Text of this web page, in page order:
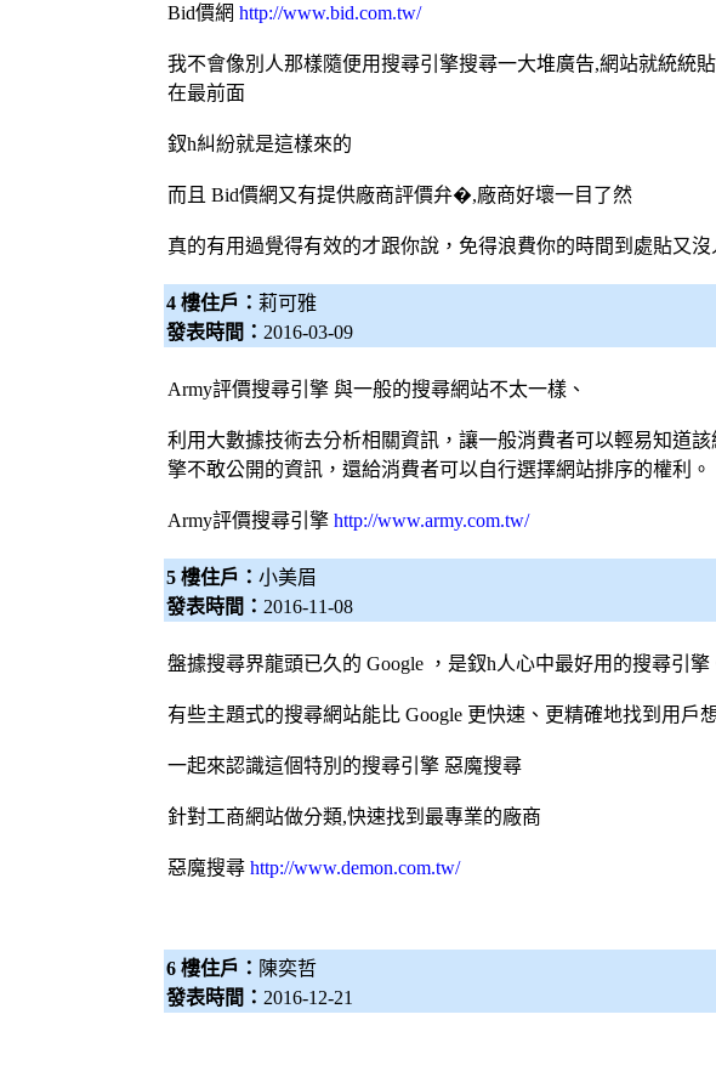
Bid價網 http://www.bid.com.tw/
我不會像別人那樣隨便用搜尋引擎搜尋一大堆廣告,網站就統統
在最前面
釵h糾紛就是這樣來的
而且 Bid價網又有提供廠商評價弁�,廠商好壞一目了然
真的有用過覺得有效的才跟你說，免得浪費你的時間到處貼又沒
4 樓住戶： 莉可雅
發表時間： 2016-03-09
Army評價搜尋引擎與一般的搜尋網站不太一樣、
利用大數據技術去分析相關資訊，讓一般消費者可以輕易知道
擎不敢公開的資訊，還給消費者可以自行選擇網站排序的權利。
Army評價搜尋引擎 http://www.army.com.tw/
5 樓住戶： 小美眉
發表時間： 2016-11-08
盤據搜尋界龍頭已久的 Google ，是釵h人心中最好用的搜尋引擎
有些主題式的搜尋網站能比 Google 更快速、更精確地找到用戶
一起來認識這個特別的搜尋引擎 惡魔搜尋
針對工商網站做分類,快速找到最專業的廠商
惡魔搜尋 http://www.demon.com.tw/
6 樓住戶： 陳奕哲
發表時間： 2016-12-21